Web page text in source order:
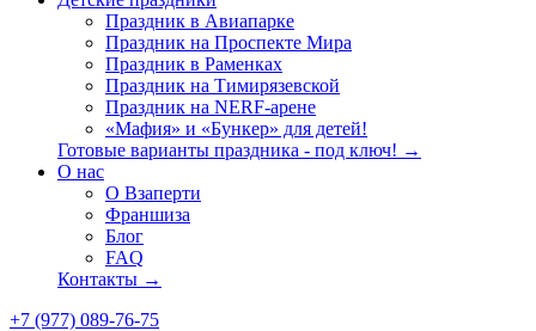
Праздник в Авиапарке
Праздник на Проспекте Мира
Праздник в Раменках
Праздник на Тимирязевской
Праздник на NERF-арене
«Мафия» и «Бункер» для детей!
Готовые варианты праздника - под ключ! →
О нас
О Взаперти
Франшиза
Блог
FAQ
Контакты →
+7 (977) 089-76-75